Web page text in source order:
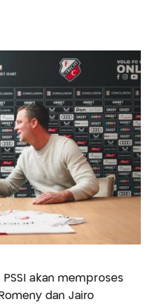
akan memproses
dan Jairo